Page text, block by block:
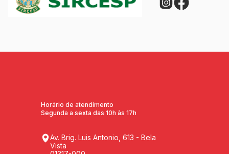
Horário de atendimento
Segunda a sexta das 10h às 17h
Av. Brig. Luis Antonio, 613 - Bela
Vista